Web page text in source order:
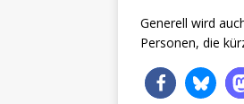
Generell wird
Personen, die